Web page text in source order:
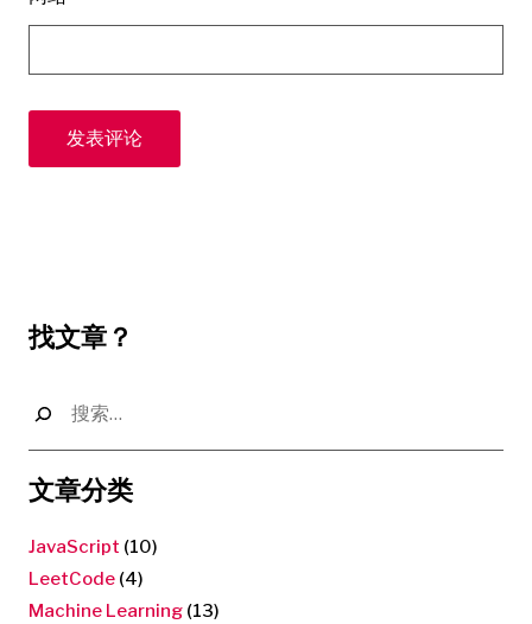
找文章？
索：
文章分类
JavaScript (10)
LeetCode (4)
Machine Learning (13)